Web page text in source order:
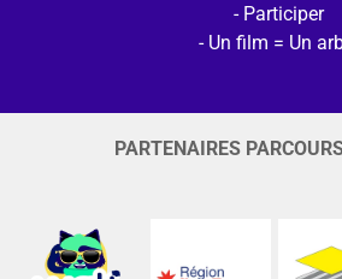
Participer
Un film = Un
PARTENAIRES